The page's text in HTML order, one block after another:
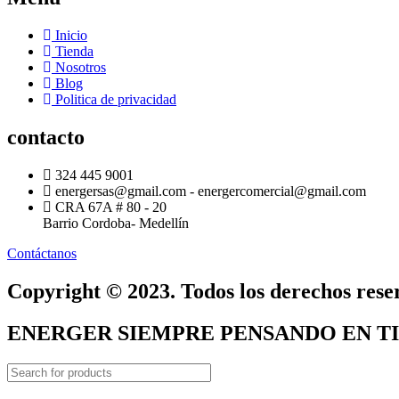
Inicio
Tienda
Nosotros
Blog
Politica de privacidad
contacto
324 445 9001
energersas@gmail.com - energercomercial@gmail.com
CRA 67A # 80 - 20
Barrio Cordoba- Medellín
Contáctanos
Copyright © 2023. Todos los derechos
ENERGER SIEMPRE PENSANDO EN TI